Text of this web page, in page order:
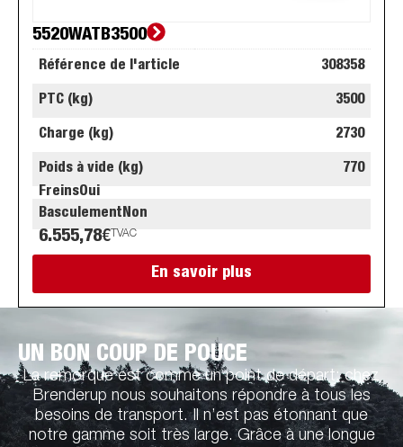
5520WATB3500
Référence de l'article 308358
PTC (kg) 3500
Charge (kg) 2730
Poids à vide (kg)
770
FreinsOui
BasculementNon
6.555,78€ TVAC
En savoir plus
UN BON COUP DE POUCE
La remorque est comme un point de départ: chez
Brenderup nous souhaitons répondre à tous les
besoins de transport. Il n’est pas étonnant que
notre gamme soit très large. Grâce à une longue